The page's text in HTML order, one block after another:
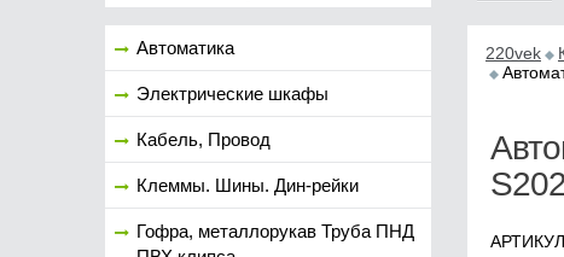
Автоматика
Электрические шкафы
Кабель, Провод
Клеммы. Шины. Дин-рейки
Гофра, металлорукав Труба ПНД
220vek
АРТИКУЛ